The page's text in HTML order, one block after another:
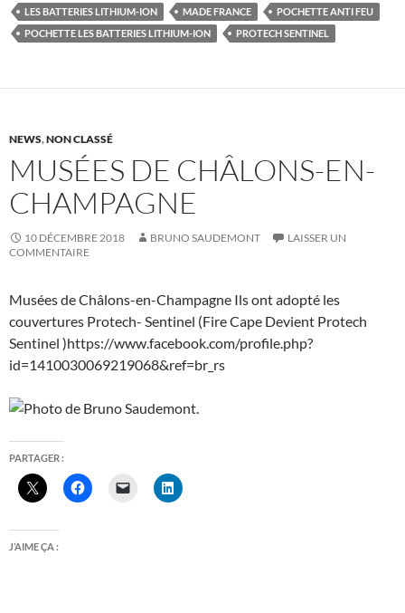
LES BATTERIES LITHIUM-ION MADE FRANCE
POCHETTE ANTI FEU
POCHETTE LES BATTERIES LITHIUM-ION
PROTECH SENTINEL
NEWS,NON CLASSÉ
MUSÉES DE CHÂLONS-EN-
CHAMPAGNE
10 DÉCEMBRE 2018 BRUNO SAUDEMONT
LAISSER UN
COMMENTAIRE
Musées de Châlons-en-Champagne Ils ont adopté les
couvertures Protech- Sentinel (Fire Cape Devient Protech
Sentinel )https://www.facebook.com/profile.php?
id=1410030069219068&ref=br_rs
PARTAGER :
J’AIME ÇA :